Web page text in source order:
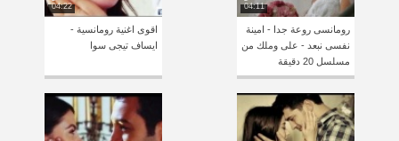
04:11
رومانسى روعة جدا - امينة
نفسى نبعد - على وملك من
مسلسل 20 دقيقة
04:22
اقوى اغنية رومانسية -
ايساف تيجى سوا